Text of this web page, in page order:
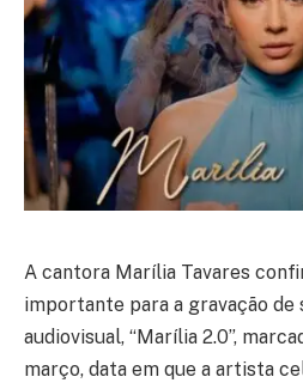
A cantora Marília Tavares
importante para a gravação de
audiovisual, “Marília 2.0”,
março, data em que a artista